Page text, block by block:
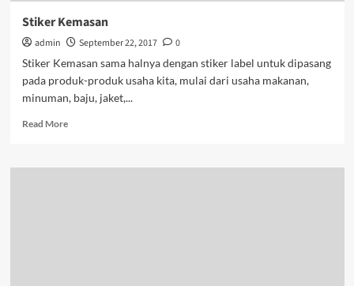
Stiker Kemasan
admin September 22, 2017
0
Stiker Kemasan sama halnya dengan stiker label untuk dipasang
pada produk-produk usaha kita, mulai dari usaha makanan,
minuman, baju, jaket,...
Read MoreRead
Stiker